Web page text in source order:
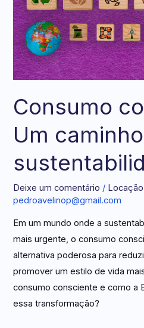
Consumo
Um
Deixe um comentário / Locação
pedroavelinop@gmail.com
Em um mundo onde a
mais urgente, o consumo
alternativa poderosa para
promover um estilo de vida
consumo consciente e como a
essa transformação?
para
a
sustentabilidade